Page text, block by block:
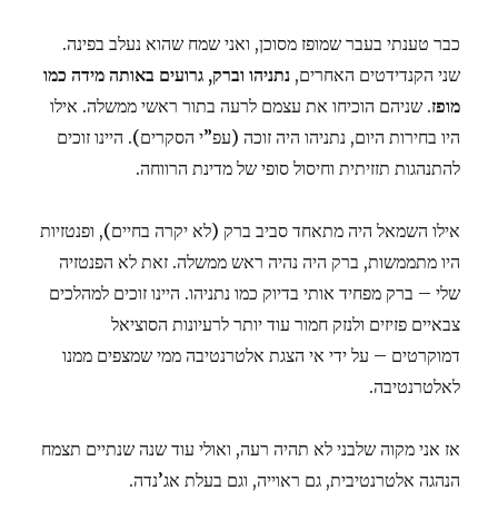
כבר טענתי בעבר שמופז מסוכן, ואני שמח שהוא נעלב בפינה.
שני הקנדידטים האחרים,נתניהו וברק, גרועים באותה מידה כמו
מופז. שניהם הוכיחו את עצמם לרעה בתור ראשי ממשלה. אילו
היו בחירות היום, נתניהו היה זוכה (עפ”י הסקרים). היינו זוכים
להתנהגות תזזיתית וחיסול סופי של מדינת הרווחה.
אילו השמאל היה מתאחד סביב ברק (לא יקרה בחיים), ופנטזיות
היו מתממשות, ברק היה נהיה ראש ממשלה. זאת לא הפנטזיה
שלי – ברק מפחיד אותי בדיוק כמו נתניהו. היינו זוכים למהלכים
צבאיים פזיזים ולנזק חמור עוד יותר לרעיונות הסוציאל
דמוקרטים – על ידי אי הצגת אלטרנטיבה ממי שמצפים ממנו
לאלטרנטיבה.
אז אני מקוה שלבני לא תהיה רעה, ואולי עוד שנה שנתיים תצמח
הנהגה אלטרנטיבית, גם ראוייה, וגם בעלת אג’נדה.